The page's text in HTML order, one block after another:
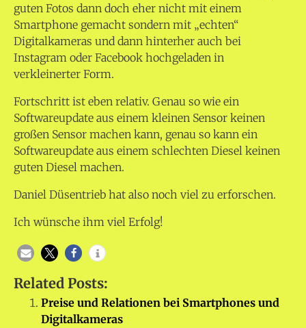
guten Fotos dann doch eher nicht mit einem
Smartphone gemacht sondern mit „echten“
Digitalkameras und dann hinterher auch bei
Instagram oder Facebook hochgeladen in
verkleinerter Form.
Fortschritt ist eben relativ. Genau so wie ein
Softwareupdate aus einem kleinen Sensor keinen
großen Sensor machen kann, genau so kann ein
Softwareupdate aus einem schlechten Diesel keinen
guten Diesel machen.
Daniel Düsentrieb hat also noch viel zu erforschen.
Ich wünsche ihm viel Erfolg!
Related Posts:
Preise und Relationen bei Smartphones und
Digitalkameras